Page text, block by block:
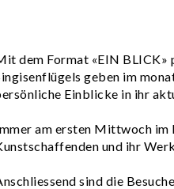
dem Format «EIN BLICK»
geben im
Einblicke in ihr
am ersten Mittwoch im
und ihr
sind die